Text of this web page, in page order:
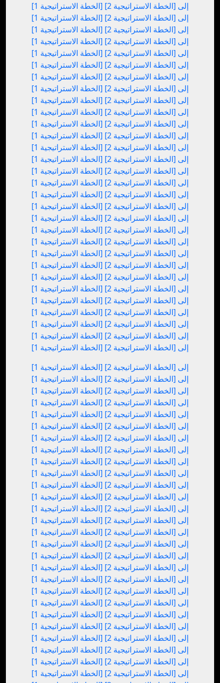
[الخطة الاستراتيجية 1] إلى [الخطة الاستراتيجية 2]
[الخطة الاستراتيجية 1] إلى [الخطة الاستراتيجية 2]
[الخطة الاستراتيجية 1] إلى [الخطة الاستراتيجية 2]
[الخطة الاستراتيجية 1] إلى [الخطة الاستراتيجية 2]
[الخطة الاستراتيجية 1] إلى [الخطة الاستراتيجية 2]
[الخطة الاستراتيجية 1] إلى [الخطة الاستراتيجية 2]
[الخطة الاستراتيجية 1] إلى [الخطة الاستراتيجية 2]
[الخطة الاستراتيجية 1] إلى [الخطة الاستراتيجية 2]
[الخطة الاستراتيجية 1] إلى [الخطة الاستراتيجية 2]
[الخطة الاستراتيجية 1] إلى [الخطة الاستراتيجية 2]
[الخطة الاستراتيجية 1] إلى [الخطة الاستراتيجية 2]
[الخطة الاستراتيجية 1] إلى [الخطة الاستراتيجية 2]
[الخطة الاستراتيجية 1] إلى [الخطة الاستراتيجية 2]
[الخطة الاستراتيجية 1] إلى [الخطة الاستراتيجية 2]
[الخطة الاستراتيجية 1] إلى [الخطة الاستراتيجية 2]
[الخطة الاستراتيجية 1] إلى [الخطة الاستراتيجية 2]
[الخطة الاستراتيجية 1] إلى [الخطة الاستراتيجية 2]
[الخطة الاستراتيجية 1] إلى [الخطة الاستراتيجية 2]
[الخطة الاستراتيجية 1] إلى [الخطة الاستراتيجية 2]
[الخطة الاستراتيجية 1] إلى [الخطة الاستراتيجية 2]
[الخطة الاستراتيجية 1] إلى [الخطة الاستراتيجية 2]
[الخطة الاستراتيجية 1] إلى [الخطة الاستراتيجية 2]
[الخطة الاستراتيجية 1] إلى [الخطة الاستراتيجية 2]
[الخطة الاستراتيجية 1] إلى [الخطة الاستراتيجية 2]
[الخطة الاستراتيجية 1] إلى [الخطة الاستراتيجية 2]
[الخطة الاستراتيجية 1] إلى [الخطة الاستراتيجية 2]
[الخطة الاستراتيجية 1] إلى [الخطة الاستراتيجية 2]
[الخطة الاستراتيجية 1] إلى [الخطة الاستراتيجية 2]
[الخطة الاستراتيجية 1] إلى [الخطة الاستراتيجية 2]
[الخطة الاستراتيجية 1] إلى [الخطة الاستراتيجية 2]
[الخطة الاستراتيجية 1] إلى [الخطة الاستراتيجية 2]
[الخطة الاستراتيجية 1] إلى [الخطة الاستراتيجية 2]
[الخطة الاستراتيجية 1] إلى [الخطة الاستراتيجية 2]
[الخطة الاستراتيجية 1] إلى [الخطة الاستراتيجية 2]
[الخطة الاستراتيجية 1] إلى [الخطة الاستراتيجية 2]
[الخطة الاستراتيجية 1] إلى [الخطة الاستراتيجية 2]
[الخطة الاستراتيجية 1] إلى [الخطة الاستراتيجية 2]
[الخطة الاستراتيجية 1] إلى [الخطة الاستراتيجية 2]
[الخطة الاستراتيجية 1] إلى [الخطة الاستراتيجية 2]
[الخطة الاستراتيجية 1] إلى [الخطة الاستراتيجية 2]
[الخطة الاستراتيجية 1] إلى [الخطة الاستراتيجية 2]
[الخطة الاستراتيجية 1] إلى [الخطة الاستراتيجية 2]
[الخطة الاستراتيجية 1] إلى [الخطة الاستراتيجية 2]
[الخطة الاستراتيجية 1] إلى [الخطة الاستراتيجية 2]
[الخطة الاستراتيجية 1] إلى [الخطة الاستراتيجية 2]
[الخطة الاستراتيجية 1] إلى [الخطة الاستراتيجية 2]
[الخطة الاستراتيجية 1] إلى [الخطة الاستراتيجية 2]
[الخطة الاستراتيجية 1] إلى [الخطة الاستراتيجية 2]
[الخطة الاستراتيجية 1] إلى [الخطة الاستراتيجية 2]
[الخطة الاستراتيجية 1] إلى [الخطة الاستراتيجية 2]
[الخطة الاستراتيجية 1] إلى [الخطة الاستراتيجية 2]
[الخطة الاستراتيجية 1] إلى [الخطة الاستراتيجية 2]
[الخطة الاستراتيجية 1] إلى [الخطة الاستراتيجية 2]
[الخطة الاستراتيجية 1] إلى [الخطة الاستراتيجية 2]
[الخطة الاستراتيجية 1] إلى [الخطة الاستراتيجية 2]
[الخطة الاستراتيجية 1] إلى [الخطة الاستراتيجية 2]
[الخطة الاستراتيجية 1] إلى [الخطة الاستراتيجية 2]